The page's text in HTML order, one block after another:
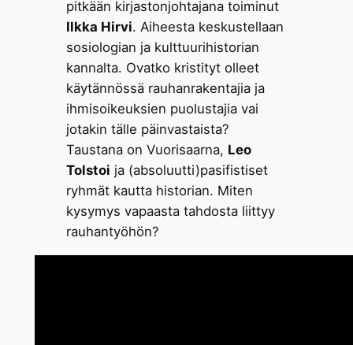
pitkään kirjastonjohtajana toiminut
Ilkka Hirvi. Aiheesta keskustellaan
sosiologian ja kulttuurihistorian
kannalta. Ovatko kristityt olleet
käytännössä rauhanrakentajia ja
ihmisoikeuksien puolustajia vai
jotakin tälle päinvastaista?
Taustana on Vuorisaarna, Leo
Tolstoi ja (absoluutti)pasifistiset
ryhmät kautta historian. Miten
kysymys vapaasta tahdosta liittyy
rauhantyöhön?